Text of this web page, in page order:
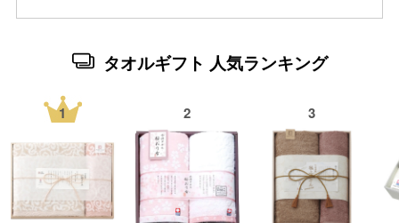
タオルギフト 人気ランキング
1 2 3